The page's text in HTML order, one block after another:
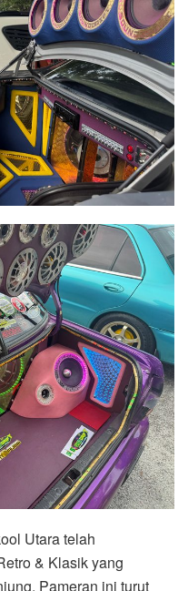
Utara telah
& Klasik yang
Pameran ini turut